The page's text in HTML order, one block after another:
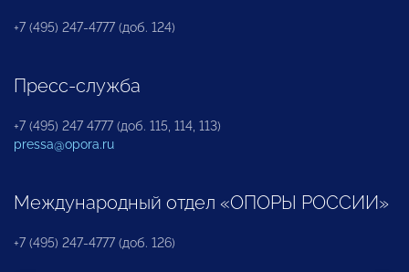
+7 (495) 247-4777 (доб. 124)
Пресс-служба
+7 (495) 247 4777 (доб. 115, 114, 113)
pressa@opora.ru
Международный отдел «ОПОРЫ РОССИИ»
+7 (495) 247-4777 (доб. 126)